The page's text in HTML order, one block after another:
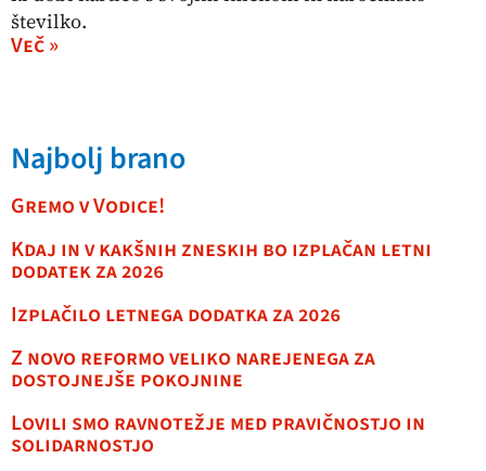
številko.
Več »
Najbolj brano
Gremo v Vodice!
Kdaj in v kakšnih zneskih bo izplačan letni
dodatek za 2026
Izplačilo letnega dodatka za 2026
Z novo reformo veliko narejenega za
dostojnejše pokojnine
Lovili smo ravnotežje med pravičnostjo in
solidarnostjo